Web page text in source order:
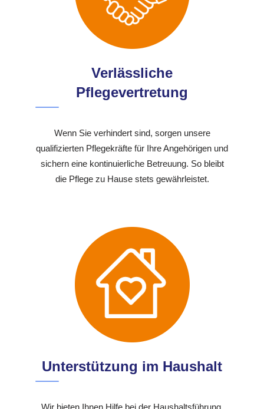
Verlässliche
Pflegevertretung
Wenn Sie verhindert sind, sorgen unsere
qualifizierten Pflegekräfte für Ihre Angehörigen und
sichern eine kontinuierliche Betreuung. So bleibt
die Pflege zu Hause stets gewährleistet.
Unterstützung im Haushalt
Wir bieten Ihnen Hilfe bei der Haushaltsführung,